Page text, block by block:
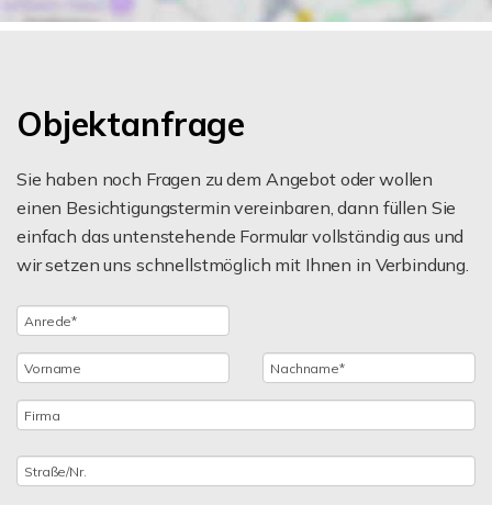
Objektanfrage
Sie haben noch Fragen zu dem Angebot oder wollen
einen Besichtigungstermin vereinbaren, dann füllen Sie
einfach das untenstehende Formular vollständig aus und
wir setzen uns schnellstmöglich mit Ihnen in Verbindung.